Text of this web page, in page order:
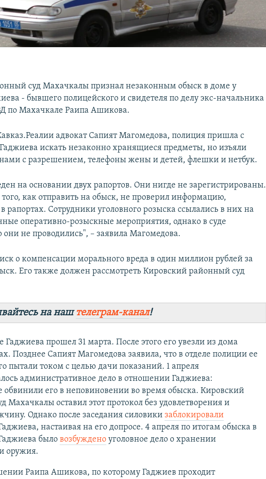
суд Махачкалы признал незаконным обыск в доме у
- бывшего полицейского и свидетеля по делу экс-начальника
по Махачкале Раипа Ашикова.
адвокат Сапият Магомедова, полиция пришла с
искать незаконно хранящиеся предметы, но изъяли
с разрешением, телефоны жены и детей, флешки и нетбук.
на основании двух рапортов. Они нигде не зарегистрированы.
того, как отправить на обыск, не проверил информацию,
рапортах. Сотрудники уголовного розыска ссылались в них на
оперативно-розыскные мероприятия, однако в суде
они не проводились", – заявила Магомедова.
о компенсации морального вреда в один миллион рублей за
Его также должен рассмотреть Кировский районный суд
на наштелеграм-канал!
Гаджиева прошел 31 марта. После этого его увезли из дома
Позднее Сапият Магомедова заявила, что в отделе полиции ее
пытали током с целью дачи показаний. 1 апреля
административное дело в отношении Гаджиева:
обвинили его в неповиновении во время обыска. Кировский
Махачкалы оставил этот протокол без удовлетворения и
Однако после заседания силовики заблокировали
настаивая на его допросе. 4 апреля по итогам обыска в
было возбужденоуголовное дело о хранении
оружия.
Раипа Ашикова, по которому Гаджиев проходит